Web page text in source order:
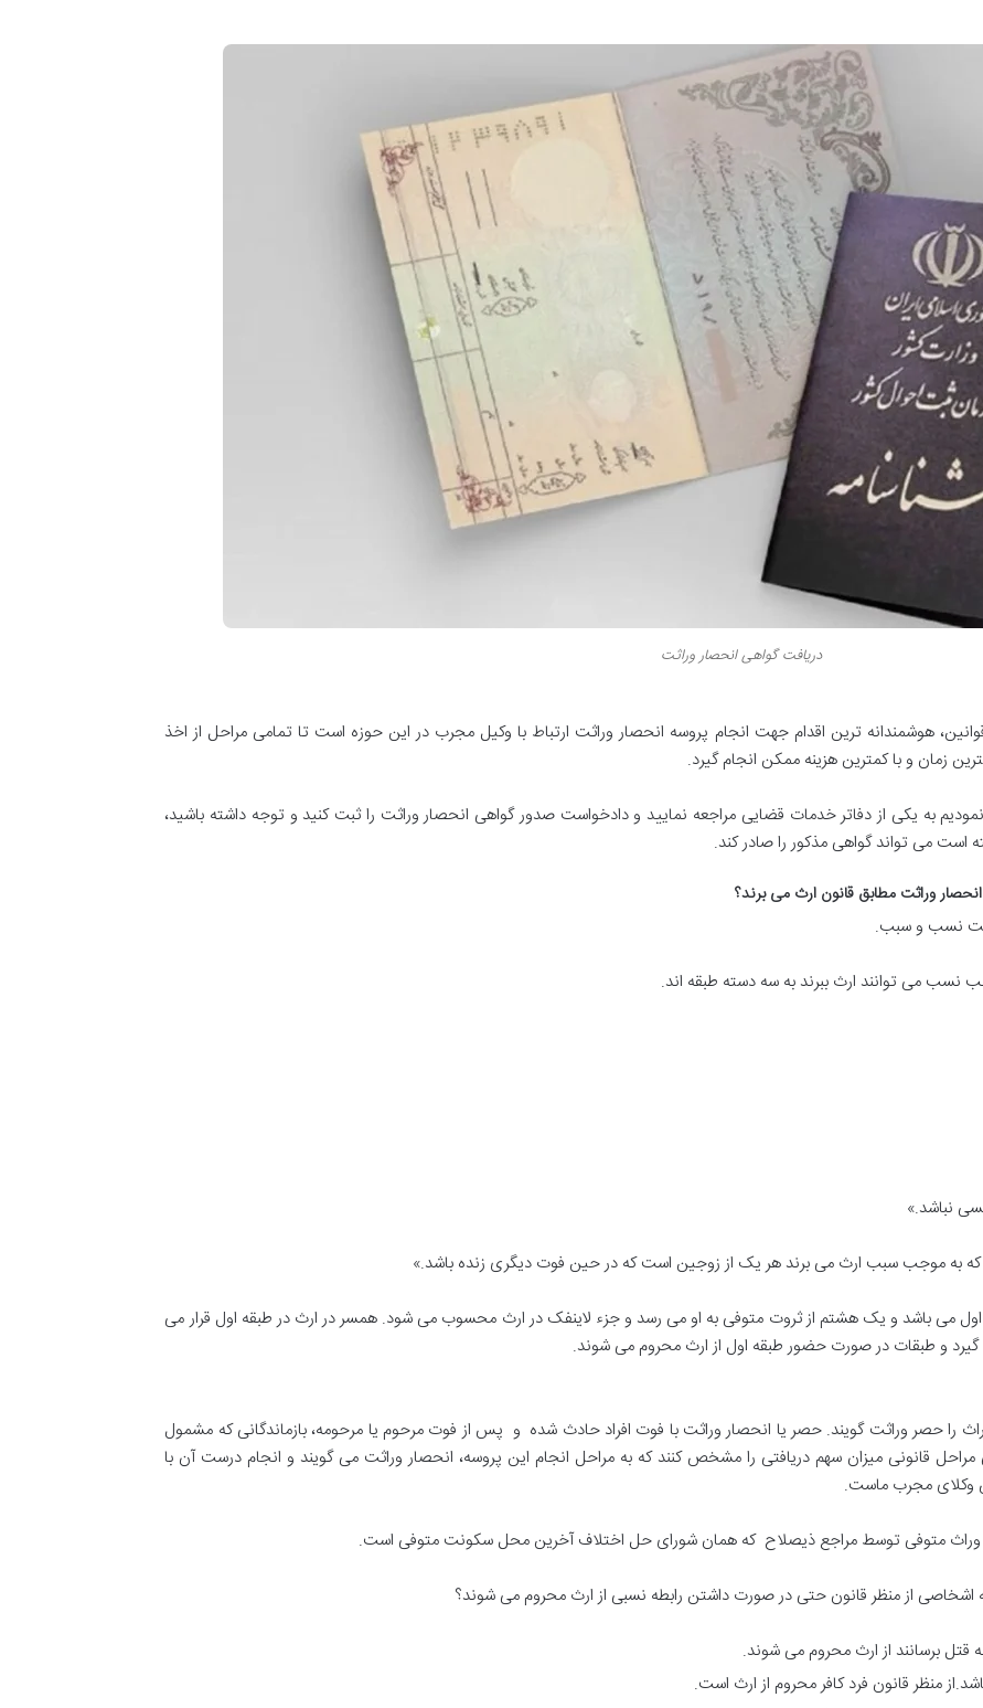
دریافت گواهی انحصار وراثت
هوشمندانه ترین اقدام جهت انجام پروسه انحصار وراثت ارتباط با وکیل مجرب در این حوزه است تا تمامی مراحل از اخذ
زمان و با کمترین هزینه ممکن انجام گیرد.
به یکی از دفاتر خدمات قضایی مراجعه نمایید و دادخواست صدور گواهی انحصار وراثت را ثبت کنید و توجه داشته باشید،
می تواند گواهی مذکور را صادر کند.
وراثت مطابق قانون ارث می برند؟
نباشد.»
می باشد و یک هشتم از ثروت متوفی به او می رسد و جزء لاینفک در ارث محسوب می شود. همسر در ارث در طبقه اول قرار می
گیرد و طبقات در صورت حضور طبقه اول از ارث محروم می شوند.
را حصر وراثت گویند. حصر یا انحصار وراثت با فوت افراد حادث شده و پس از فوت مرحوم یا مرحومه، بازماندگانی که مشمول
قانونی میزان سهم دریافتی را مشخص کنند که به مراحل انجام این پروسه، انحصار وراثت می گویند و انجام درست آن با
وکلای مجرب ماست.
وراث متوفی توسط مراجع ذیصلاح که همان شورای حل اختلاف آخرین محل سکونت متوفی است.
از منظر قانون حتی در صورت داشتن رابطه نسبی از ارث محروم می شوند؟
قتل برسانند از ارث محروم می شوند.
منظر قانون فرد کافر محروم از ارث است.